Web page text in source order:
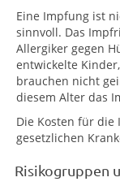
Eine Impfung ist
sinnvoll. Das
Allergiker gegen
entwickelte
brauchen nicht
diesem Alter das
Die Kosten für
gesetzlichen
Risikogruppen